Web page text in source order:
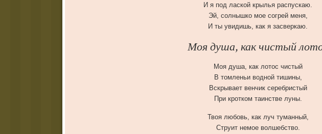
И я под лаской крылья распускаю.
Эй, солнышко мое согрей меня,
И ты увидишь, как я засверкаю.
Моя душа, как чистый
Моя душа, как лотос чистый
В томленьи водной тишины,
Вскрывает венчик серебристый
При кротком таинстве луны.
Твоя любовь, как луч туманный,
Струит немое волшебство.